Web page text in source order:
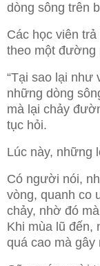
dòng sông trên
Các học viên
theo một đường
“Tại sao lại như
những dòng
mà lại chảy
tục hỏi.
Lúc này, những
Có người nói,
vòng, quanh co
chảy, nhờ đó
Khi mùa lũ đến,
quá cao mà gây